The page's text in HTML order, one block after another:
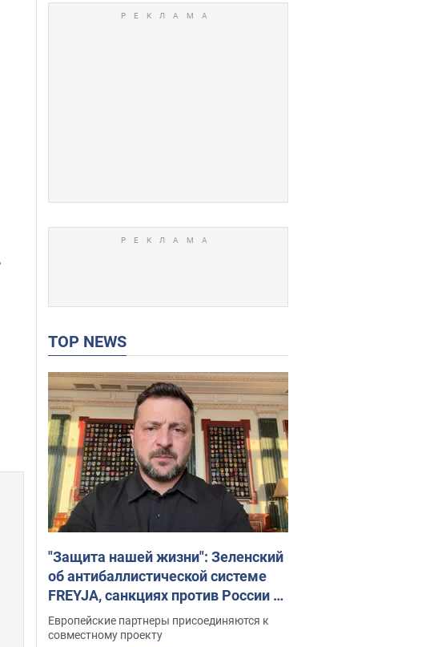
TOP NEWS
"Защита нашей жизни": Зеленский
об антибаллистической системе
FREYJA, санкциях против России и
поддержке аграриев. Видео
Европейские партнеры присоединяются к
совместному проекту